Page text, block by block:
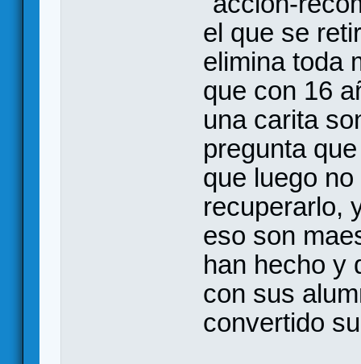
el que se
elimina toda
que con 16
una carita
pregunta
que luego
recuperarlo,
eso son
han hecho y
con sus
convertido